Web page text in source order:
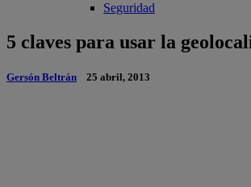
Seguridad
5 claves para usar la
Gersón Beltrán 25 abril, 2013